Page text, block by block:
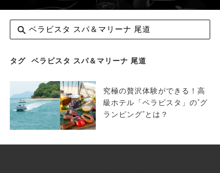
タグ ベラビスタ スパ＆マリーナ 尾道
究極の贅沢体験ができる！高
級ホテル「ベラビスタ」の”グ
ランピング”とは？
CAR&BIKE
LIFESTYLE
COLUMN
MAGAZINE
ABOUT SITE